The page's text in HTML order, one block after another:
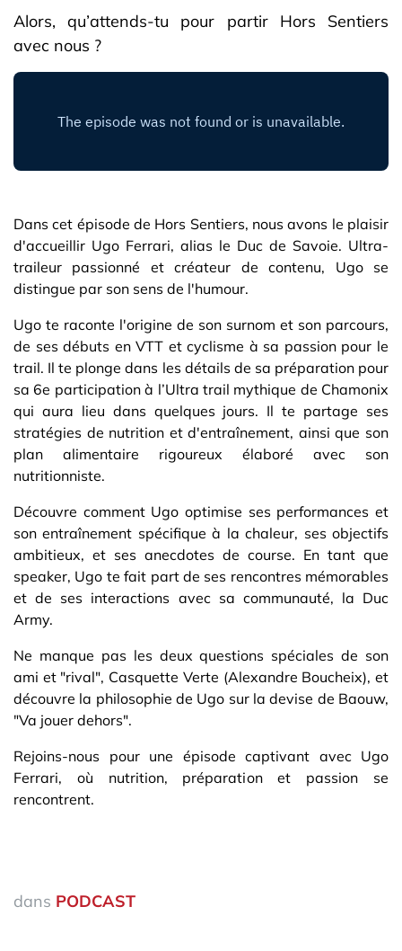
Alors, qu’attends-tu pour partir Hors Sentiers
avec nous ?
Dans cet épisode de Hors Sentiers, nous avons le plaisir
d'accueillir Ugo Ferrari, alias le Duc de Savoie. Ultra-
traileur passionné et créateur de contenu, Ugo se
distingue par son sens de l'humour.
Ugo te raconte l'origine de son surnom et son parcours,
de ses débuts en VTT et cyclisme à sa passion pour le
trail. Il te plonge dans les détails de sa préparation pour
sa 6e participation à l’Ultra trail mythique de Chamonix
qui aura lieu dans quelques jours. Il te partage ses
stratégies de nutrition et d'entraînement, ainsi que son
plan alimentaire rigoureux élaboré avec son
nutritionniste.
Découvre comment Ugo optimise ses performances et
son entraînement spécifique à la chaleur, ses objectifs
ambitieux, et ses anecdotes de course. En tant que
speaker, Ugo te fait part de ses rencontres mémorables
et de ses interactions avec sa communauté, la Duc
Army.
Ne manque pas les deux questions spéciales de son
ami et "rival", Casquette Verte (Alexandre Boucheix), et
découvre la philosophie de Ugo sur la devise de Baouw,
"Va jouer dehors".
Rejoins-nous pour une épisode captivant avec Ugo
Ferrari, où nutrition, préparation et passion se
rencontrent.
dans PODCAST